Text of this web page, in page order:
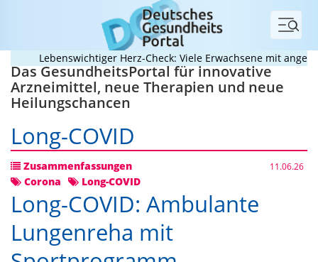
Menü
Lebenswichtiger Herz-Check: Viele Erwachsene mit
Das GesundheitsPortal für innovative
Arzneimittel, neue Therapien und neue
Heilungschancen
Long-COVID
Zusammenfassungen 11.06.26
Corona Long-COVID
Long-COVID: Ambulante
Lungenreha mit